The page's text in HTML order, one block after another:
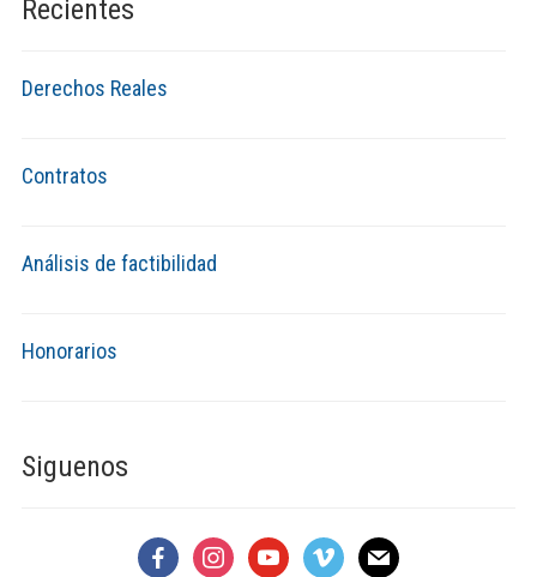
Recientes
Derechos Reales
Contratos
Análisis de factibilidad
Honorarios
Siguenos
facebookinstagramyoutubevimeo mail